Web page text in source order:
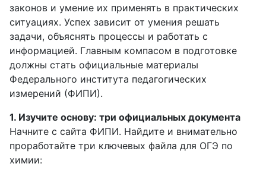
законов и умение их применять в практических
ситуациях. Успех зависит от умения решать
задачи, объяснять процессы и работать с
информацией. Главным компасом в подготовке
должны стать официальные материалы
Федерального института педагогических
измерений (ФИПИ).
1. Изучите основу: три официальных документа
Начните с сайта ФИПИ. Найдите и внимательно
проработайте три ключевых файла для ОГЭ по
химии: